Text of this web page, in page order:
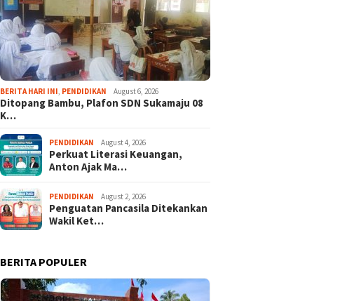
BERITA HARI INI PENDIDIKAN August 6, 2026
Ditopang Bambu, Plafon SDN Sukamaju 08
K…
PENDIDIKAN August 4, 2026
Perkuat Literasi Keuangan,
Anton Ajak Ma…
PENDIDIKAN August 2, 2026
Penguatan Pancasila Ditekankan
Wakil Ket…
BERITA POPULER